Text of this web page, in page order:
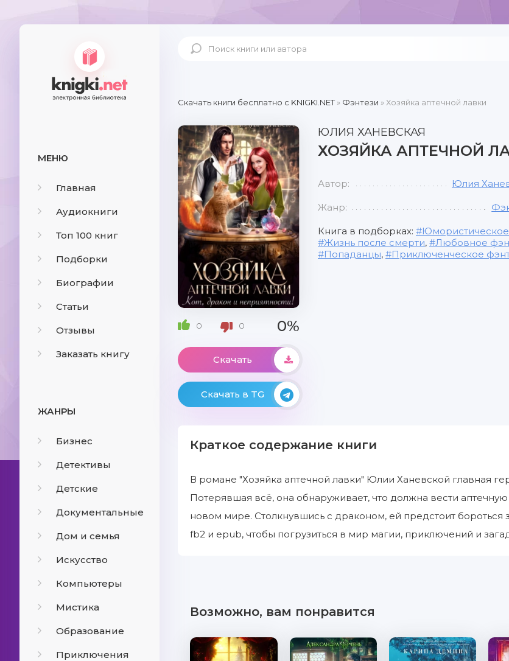
МЕНЮ
Главная
Аудиокниги
Топ 100 книг
Подборки
Биографии
Статьи
Отзывы
Заказать книгу
ЖАНРЫ
Бизнес
Детективы
Детские
Документальные
Дом и семья
Искусство
Компьютеры
Мистика
Образование
Приключения
Скачать книги бесплатно c KNIGKI.NET» Фэнтези » Хозяйка аптечной лавки
0 0 0%
Скачать
Скачать в TG
ЮЛИЯ ХАНЕВСКАЯ
ХОЗЯЙКА АПТЕЧНОЙ
Автор: Юлия
Жанр:
Книга в подборках:
Жизнь после смерти, Любовное
Попаданцы, Приключенческое
Краткое содержание книги
В романе "Хозяйка аптечной лавки" Юлии Ханевской главная
Потерявшая всё, она обнаруживает, что должна вести
новом мире. Столкнувшись с драконом, ей предстоит бороться
fb2 и epub, чтобы погрузиться в мир магии, приключений и
Возможно, вам понравится